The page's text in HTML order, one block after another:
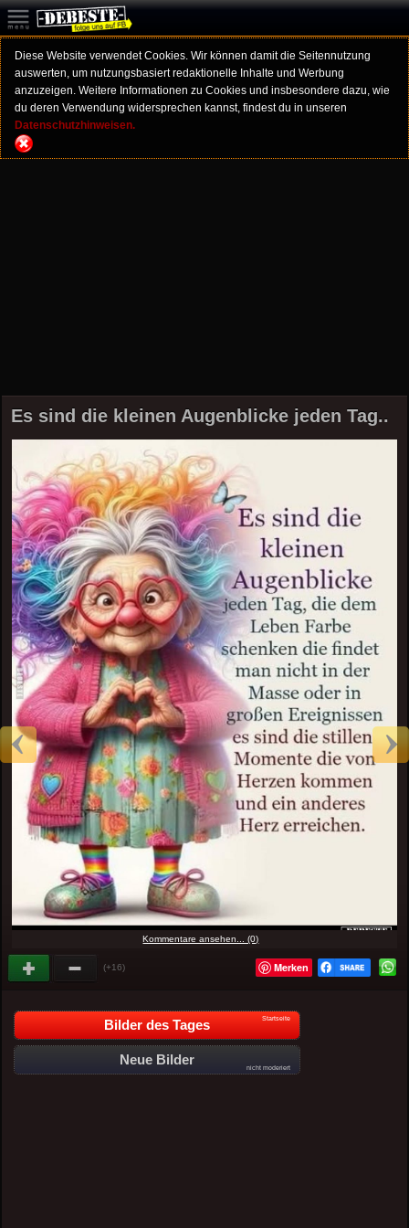
Diese Website verwendet Cookies. Wir können damit die Seitennutzung
auswerten, um nutzungsbasiert redaktionelle Inhalte und Werbung
anzuzeigen. Weitere Informationen zu Cookies und insbesondere dazu, wie
du deren Verwendung widersprechen kannst, findest du in unseren
Datenschutzhinweisen.
Es sind die kleinen Augenblicke jeden Tag..
Kommentare ansehen... (0)
(+16) Merken
Bilder des Tages Startseite
Neue Bilder
nicht moderiert